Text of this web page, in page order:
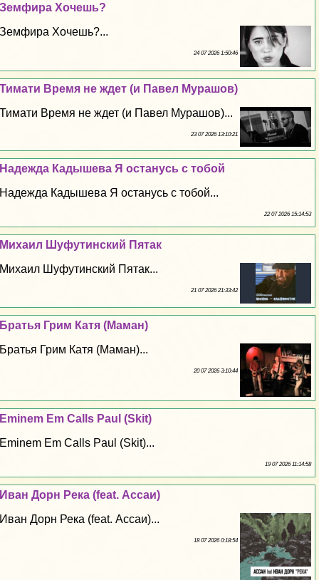
Земфира Хочешь?
Земфира Хочешь?...
24 07 2026 1:50:46
Тимати Время не ждет (и Павел Мурашов)
Тимати Время не ждет (и Павел Мурашов)...
23 07 2026 13:10:21
Надежда Кадышева Я остaнycь с тобой
Надежда Кадышева Я остaнycь с тобой...
22 07 2026 15:14:53
Михаил Шуфутинский Пятак
Михаил Шуфутинский Пятак...
21 07 2026 21:33:42
Братья Грим Катя (Маман)
Братья Грим Катя (Маман)...
20 07 2026 3:10:44
Eminem Em Calls Paul (Skit)
Eminem Em Calls Paul (Skit)...
19 07 2026 11:14:58
Иван Дорн Река (feat. Ассаи)
Иван Дорн Река (feat. Ассаи)...
18 07 2026 0:18:54